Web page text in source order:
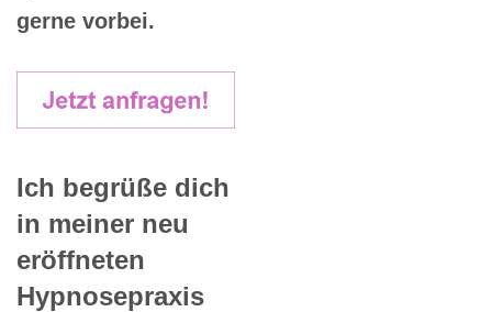
gerne vorbei.
Ich begrüße dich
in meiner neu
eröffneten
Hypnosepraxis